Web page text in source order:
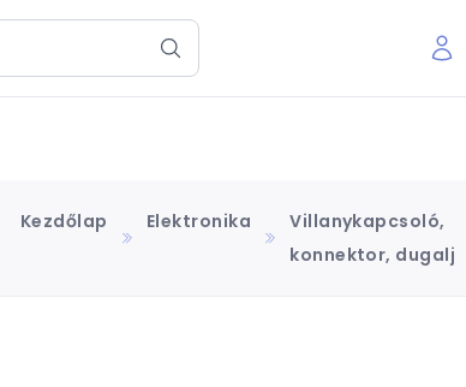
Kezdőlap Elektronika
Villanykapcsoló,
konnektor, dugalj